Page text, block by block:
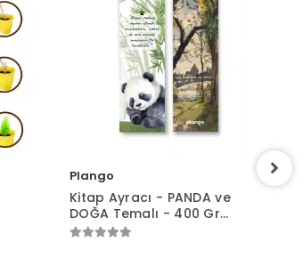
Plango
Kitap Ayracı - PANDA ve
DOĞA Temalı - 400 Gr
Karton